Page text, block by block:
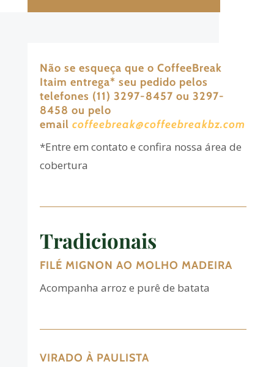
Não se esqueça que o CoffeeBreak
Itaim entrega* seu pedido pelos
telefones (11) 3297-8457 ou 3297-
8458 ou pelo
email coffeebreak@coffeebreakbz.com
*Entre em contato e confira nossa área de
cobertura
Tradicionais
FILÉ MIGNON AO MOLHO MADEIRA
Acompanha arroz e purê de batata
VIRADO À PAULISTA